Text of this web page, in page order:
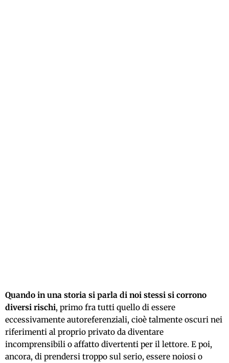
Quando in una storia si parla di noi stessi si corrono
diversi rischi, primo fra tutti quello di essere
eccessivamente autoreferenziali, cioè talmente oscuri nei
riferimenti al proprio privato da diventare
incomprensibili o affatto divertenti per il lettore. E poi,
ancora, di prendersi troppo sul serio, essere noiosi o